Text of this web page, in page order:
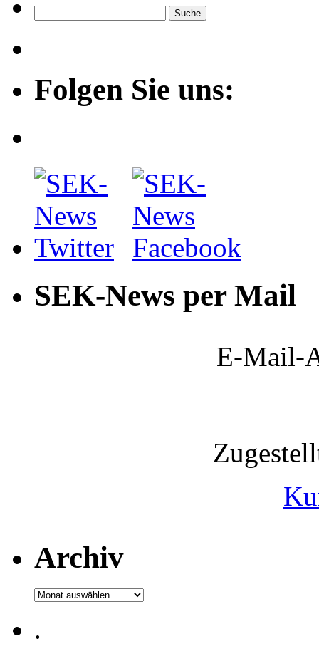
Folgen Sie uns:
SEK-News per Mail
E-Mail-
Archiv
Archiv
.